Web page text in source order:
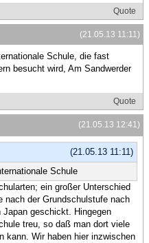
Quote
(21.05.13 11:11)
Schule, die fast
besucht wird, Am Sandwerder
Quote
(21.05.13 12:41)
(21.05.13 11:11)
Schule
ein großer Unterschied
der Grundschulstufe nach
geschickt. Hingegen
treu, so daß man dort viele
kann. Wir haben hier inzwischen